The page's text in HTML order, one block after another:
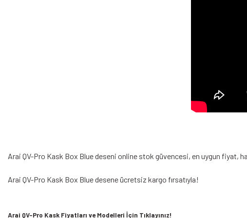
Arai QV-Pro Kask Box Blue deseni online stok güvencesi, en uygun fiyat,
Arai QV-Pro Kask Box Blue desene ücretsiz kargo fırsatıyla!
Arai QV-Pro Kask Fiyatları ve Modelleri İçin Tıklayınız!